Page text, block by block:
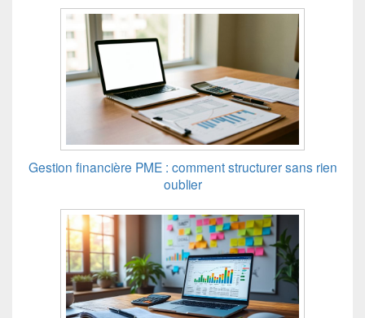
Gestion financière PME : comment structurer sans rien
oublier